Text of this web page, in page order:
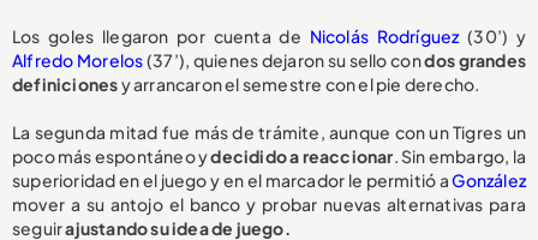
Los goles llegaron por cuenta de Nicolás Rodríguez (30’) y
Alfredo Morelos(37’), quienes dejaron su sello condos grandes
definicionesy arrancaron el semestre con el pie derecho.
La segunda mitad fue más de trámite, aunque con un Tigres un
poco más espontáneo ydecidido a reaccionar. Sin embargo, la
superioridad en el juego y en el marcador le permitió aGonzález
mover a su antojo el banco y probar nuevas alternativas para
seguirajustando su idea de juego.